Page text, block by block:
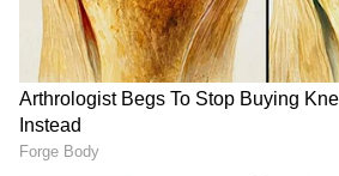
Image Credit :Isntgaram
ಮಂತ್ರಾಲಯದಲ್ಲಿ ನಂದಗೋಕುಲದ
ಸೊಸೆಯಂದಿರು
ನಂದನ ಮುದ್ದು ಸೊಸೆಯಂದಿರು